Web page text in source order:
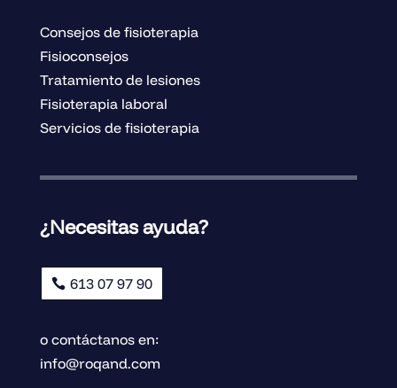
Consejos de fisioterapia
Fisioconsejos
Tratamiento de lesiones
Fisioterapia laboral
Servicios de fisioterapia
¿Necesitas ayuda?
613 07 97 90
o contáctanos en:
info@roqand.com